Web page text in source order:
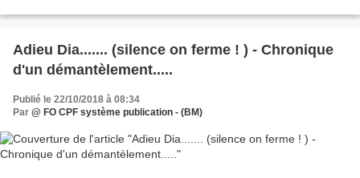
Adieu Dia....... (silence on ferme ! ) - Chronique
d'un démantèlement.....
Publié le 22/10/2018 à 08:34
Par @ FO CPF système publication - (BM)